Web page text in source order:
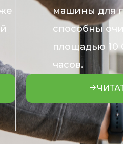
машины для
способны
площадью 10
часов.